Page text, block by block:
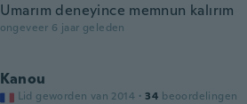
Umarım deneyince memnun kalırım
ongeveer 6 jaar geleden
Kanou
Lid geworden van 2014 · 34 beoordelingen